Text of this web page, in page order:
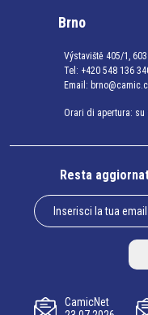
Brno
Výstaviště 405/1,
Tel: +420 548 136
Email:
Orari di apertura: su
Resta
CamicNet